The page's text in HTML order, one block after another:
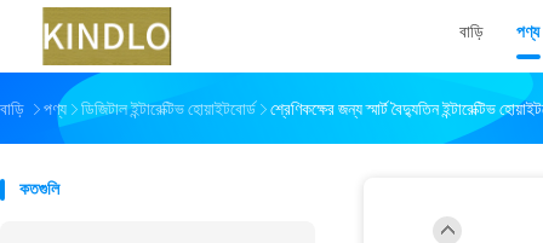
বাড়ি পণ্য
বাড়ি পণ্য ডিজিটাল ইন্টারেক্টিভ হোয়াইটবোর্ড শ্রেণিকক্ষের জন্য স্মার্ট বৈদ্যুতিন ইন্টারেক্টিভ
কতগুলি